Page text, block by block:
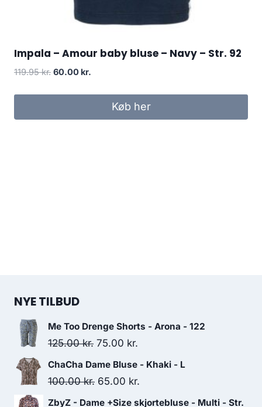
Impala – Amour baby bluse – Navy – Str. 92
119.95kr. Original
60.00 kr.
60.00 kr..Køb her
NYE TILBUD
Me Too Drenge Shorts - Arona - 122
125.00kr. Original
price
was:
75.00 kr.
price
ChaCha Dame Bluse - Khaki - L
100.00kr. Original
price
65.00 kr.
price
ZbyZ - Dame +Size skjortebluse - Multi - Str.